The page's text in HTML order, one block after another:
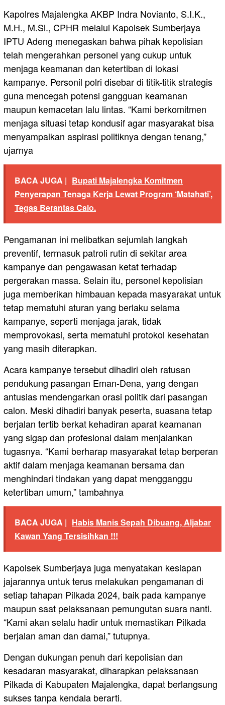
Kapolres Majalengka AKBP Indra Novianto, S.I.K.,
M.H., M.Si., CPHR melalui Kapolsek Sumberjaya
IPTU Adeng menegaskan bahwa pihak kepolisian
telah mengerahkan personel yang cukup untuk
menjaga keamanan dan ketertiban di lokasi
kampanye. Personil polri disebar di titik-titik strategis
guna mencegah potensi gangguan keamanan
maupun kemacetan lalu lintas. “Kami berkomitmen
menjaga situasi tetap kondusif agar masyarakat bisa
menyampaikan aspirasi politiknya dengan tenang,”
ujarnya
BACA JUGA | Bupati Majalengka Komitmen
Penyerapan Tenaga Kerja Lewat Program ‘Matahati’,
Tegas Berantas Calo.
Pengamanan ini melibatkan sejumlah langkah
preventif, termasuk patroli rutin di sekitar area
kampanye dan pengawasan ketat terhadap
pergerakan massa. Selain itu, personel kepolisian
juga memberikan himbauan kepada masyarakat untuk
tetap mematuhi aturan yang berlaku selama
kampanye, seperti menjaga jarak, tidak
memprovokasi, serta mematuhi protokol kesehatan
yang masih diterapkan.
Acara kampanye tersebut dihadiri oleh ratusan
pendukung pasangan Eman-Dena, yang dengan
antusias mendengarkan orasi politik dari pasangan
calon. Meski dihadiri banyak peserta, suasana tetap
berjalan tertib berkat kehadiran aparat keamanan
yang sigap dan profesional dalam menjalankan
tugasnya. “Kami berharap masyarakat tetap berperan
aktif dalam menjaga keamanan bersama dan
menghindari tindakan yang dapat mengganggu
ketertiban umum,” tambahnya
BACA JUGA | Habis Manis Sepah Dibuang, Aljabar
Kawan Yang Tersisihkan !!!
Kapolsek Sumberjaya juga menyatakan kesiapan
jajarannya untuk terus melakukan pengamanan di
setiap tahapan Pilkada 2024, baik pada kampanye
maupun saat pelaksanaan pemungutan suara nanti.
“Kami akan selalu hadir untuk memastikan Pilkada
berjalan aman dan damai,” tutupnya.
Dengan dukungan penuh dari kepolisian dan
kesadaran masyarakat, diharapkan pelaksanaan
Pilkada di Kabupaten Majalengka, dapat berlangsung
sukses tanpa kendala berarti.